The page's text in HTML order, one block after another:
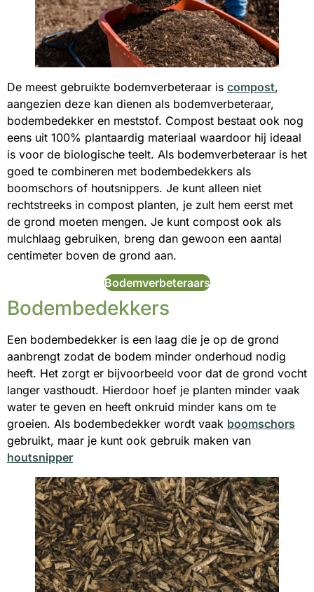
De meest gebruikte bodemverbeteraar is compost,
aangezien deze kan dienen als bodemverbeteraar,
bodembedekker en meststof. Compost bestaat ook nog
eens uit 100% plantaardig materiaal waardoor hij ideaal
is voor de biologische teelt. Als bodemverbeteraar is het
goed te combineren met bodembedekkers als
boomschors of houtsnippers. Je kunt alleen niet
rechtstreeks in compost planten, je zult hem eerst met
de grond moeten mengen. Je kunt compost ook als
mulchlaag gebruiken, breng dan gewoon een aantal
centimeter boven de grond aan.
Bodemverbeteraars
Bodembedekkers
Een bodembedekker is een laag die je op de grond
aanbrengt zodat de bodem minder onderhoud nodig
heeft. Het zorgt er bijvoorbeeld voor dat de grond vocht
langer vasthoudt. Hierdoor hoef je planten minder vaak
water te geven en heeft onkruid minder kans om te
groeien. Als bodembedekker wordt vaak boomschors
gebruikt, maar je kunt ook gebruik maken van
houtsnipper